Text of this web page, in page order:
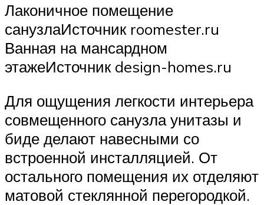
Лаконичное помещение
санузлаИсточник roomester.ru
Ванная на мансардном
этажеИсточник design-homes.ru
Для ощущения легкости интерьера
совмещенного санузла унитазы и
биде делают навесными со
встроенной инсталляцией. От
остального помещения их отделяют
матовой стеклянной перегородкой.